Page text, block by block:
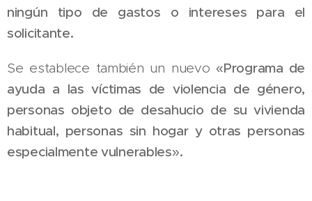
ningún tipo de gastos o intereses para el
solicitante.
Se establece también un nuevo «Programa de
ayuda a las víctimas de violencia de género,
personas objeto de desahucio de su vivienda
habitual, personas sin hogar y otras personas
especialmente vulnerables».